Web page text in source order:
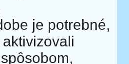
je potrebné,